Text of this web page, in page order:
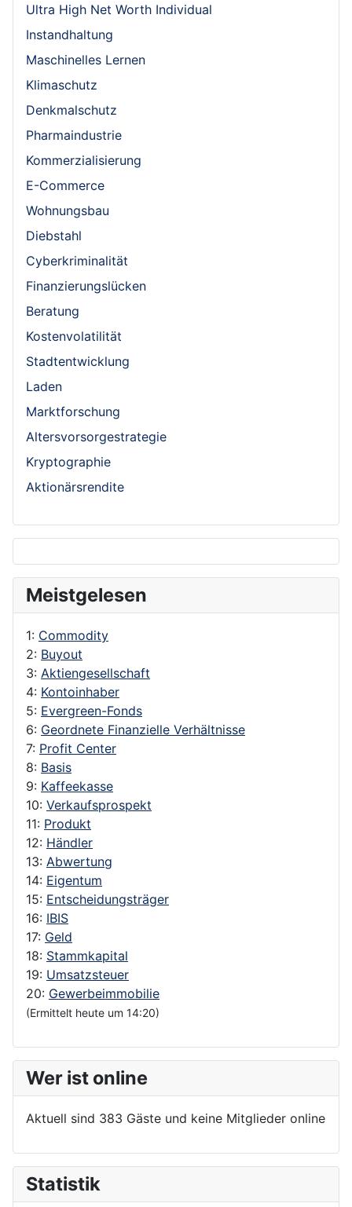
Ultra High Net Worth Individual
Instandhaltung
Maschinelles Lernen
Klimaschutz
Denkmalschutz
Pharmaindustrie
Kommerzialisierung
E-Commerce
Wohnungsbau
Diebstahl
Cyberkriminalität
Finanzierungslücken
Beratung
Kostenvolatilität
Stadtentwicklung
Laden
Marktforschung
Altersvorsorgestrategie
Kryptographie
Aktionärsrendite
Meistgelesen
1: Commodity
2: Buyout
3: Aktiengesellschaft
4: Kontoinhaber
5: Evergreen-Fonds
6: Geordnete Finanzielle Verhältnisse
7: Profit Center
8: Basis
9: Kaffeekasse
10: Verkaufsprospekt
11: Produkt
12: Händler
13: Abwertung
14: Eigentum
15: Entscheidungsträger
16: IBIS
17: Geld
18: Stammkapital
19: Umsatzsteuer
20: Gewerbeimmobilie
(Ermittelt heute um 14:20)
Wer ist online
Aktuell sind 383 Gäste und keine Mitglieder online
Statistik